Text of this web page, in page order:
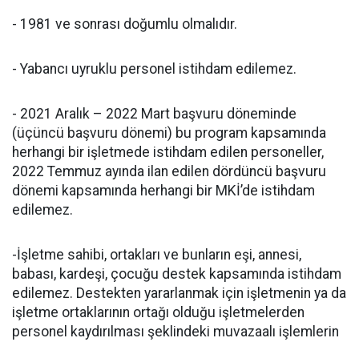
- 1981 ve sonrası doğumlu olmalıdır.
- Yabancı uyruklu personel istihdam edilemez.
- 2021 Aralık – 2022 Mart başvuru döneminde
(üçüncü başvuru dönemi) bu program kapsamında
herhangi bir işletmede istihdam edilen personeller,
2022 Temmuz ayında ilan edilen dördüncü başvuru
dönemi kapsamında herhangi bir MKİ’de istihdam
edilemez.
-İşletme sahibi, ortakları ve bunların eşi, annesi,
babası, kardeşi, çocuğu destek kapsamında istihdam
edilemez. Destekten yararlanmak için işletmenin ya da
işletme ortaklarının ortağı olduğu işletmelerden
personel kaydırılması şeklindeki muvazaalı işlemlerin